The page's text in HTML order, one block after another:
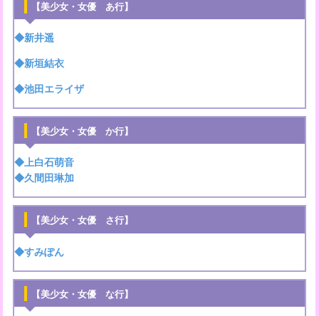
【美少女・女優 あ行】
◆新井遥
◆新垣結衣
◆池田エライザ
【美少女・女優 か行】
◆上白石萌音
◆久間田琳加
【美少女・女優 さ行】
◆すみぽん
【美少女・女優 な行】